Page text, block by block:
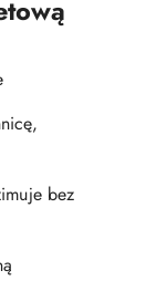
bez